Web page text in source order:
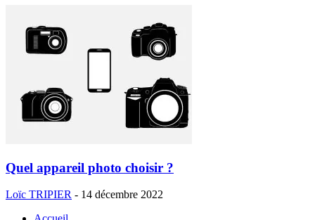
Quel appareil photo choisir ?
Loïc TRIPIER - 14 décembre 2022